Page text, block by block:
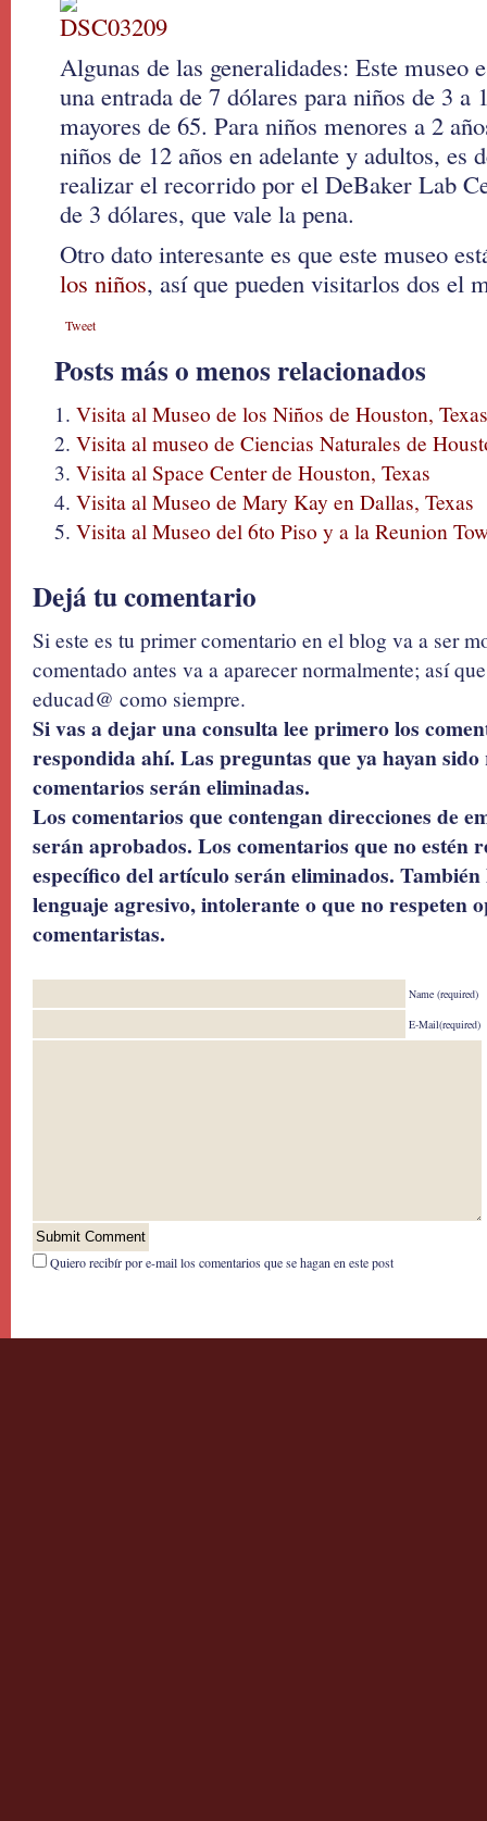
Algunas de las generalidades: Este museo
una entrada de 7 dólares para niños de 3 a
mayores de 65. Para niños menores a 2
niños de 12 años en adelante y adultos, es
realizar el recorrido por el DeBaker Lab
de 3 dólares, que vale la pena.
Otro dato interesante es que este museo
los niños, así que pueden visitarlos dos el
Tweet
Posts más o menos relacionados
Visita al Museo de los Niños de Houston, Texas
Visita al museo de Ciencias Naturales de
Visita al Space Center de Houston, Texas
Visita al Museo de Mary Kay en Dallas, Texas
Visita al Museo del 6to Piso y a la Reunion
Dejá tu comentario
Si este es tu primer comentario en el blog va a ser
comentado antes va a aparecer normalmente; así
educad@ como siempre.
Si vas a dejar una consulta lee primero los
respondida ahí. Las preguntas que ya hayan
comentarios serán eliminadas.
Los comentarios que contengan direcciones de
serán aprobados. Los comentarios que no estén
específico del artículo serán eliminados.
lenguaje agresivo, intolerante o que no respeten
comentaristas.
Name (required)
E-Mail(required)
Quiero recibír por e-mail los comentarios que se hagan en este post